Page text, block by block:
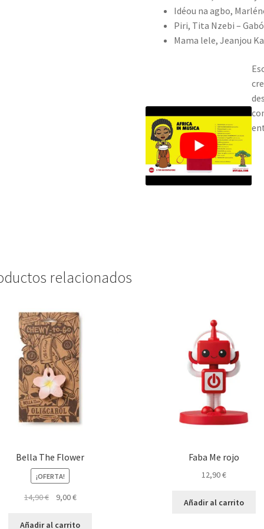
Idéou na agbo,
Piri, Tita Nzebi –
Mama lele, Jeanjou
relacionados
Bella The Flower
¡OFERTA!
14,90€
original
9,00€El
actual
Añadir al carrito
Faba Me rojo
12,90€
Añadir al carrito